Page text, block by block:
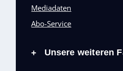
Mediadaten
Abo-Service
+ Unsere weiteren